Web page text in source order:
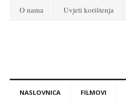
O nama Uvjeti korištenja
NASLOVNICA FILMOVI